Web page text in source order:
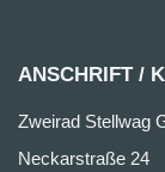
ANSCHRIFT /
Zweirad Stellwag
Neckarstraße 24